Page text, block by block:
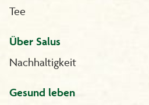
Tee
Über Salus
Nachhaltigkeit
Gesund leben